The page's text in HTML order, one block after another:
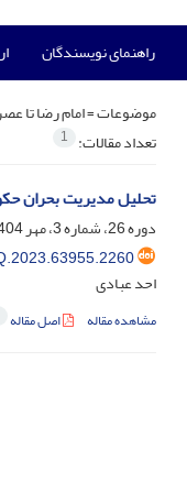
راهنمای نویسندگان
موضوعات =امام رضا تا
تعداد مقالات: 1
تحلیل مدیریت بحران
دوره 26، شماره 3، مهر 1404، صفحه
احد عبادی
مشاهده مقاله اصل مقاله